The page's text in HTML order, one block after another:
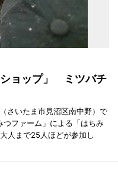
ショップ」 ミツバチ
さいたま市見沼区南中野）で
ファーム」による「はちみ
人まで25人ほどが参加し